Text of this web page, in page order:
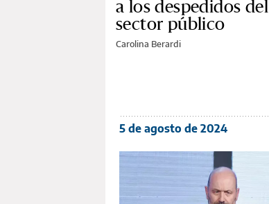
a los despedidos del
sector público
Carolina Berardi
5 de agosto de 2024